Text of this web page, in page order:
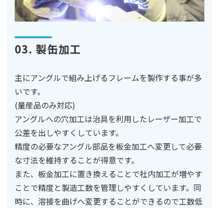
03. 製缶加工
主にアングルで組み上げるフレームを製作する事が多
いです。
(量産品のみ対応)
アングルへの穴加工は治具を利用したレーザー加工で
公差を出しやすくしています。
精度の必要なアングル部品を板金加工へ変更して必要
な寸法を維持することが得意です。
また、板金加工に置き換えることで社内加工が増やす
ことで精度と製造工数を管理しやすくしています。同
時に、溶接を曲げへ変更することができるので工数低